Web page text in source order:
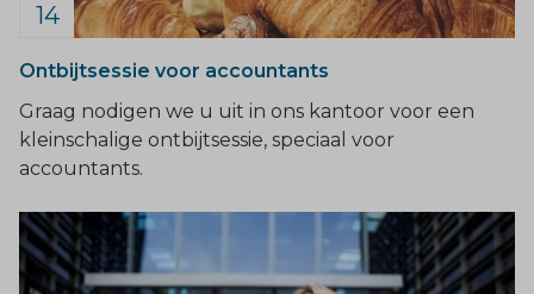
14
Ontbijtsessie voor accountants
Graag nodigen we u uit in ons kantoor voor een
kleinschalige ontbijtsessie, speciaal voor
accountants.